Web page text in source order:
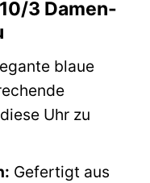
3 Damen-
blaue
Uhr zu
Gefertigt aus